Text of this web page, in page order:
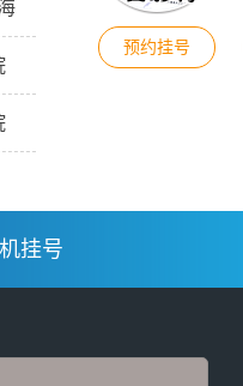
预约挂号
挂号